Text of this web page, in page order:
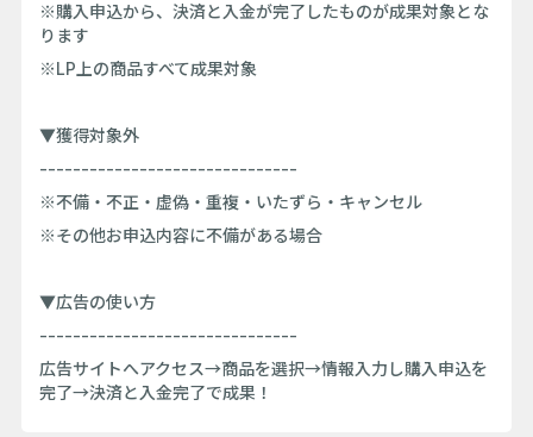
※購入申込から、決済と入金が完了したものが成果対象とな
ります
※LP上の商品すべて成果対象
▼獲得対象外
-------------------------------
※不備・不正・虚偽・重複・いたずら・キャンセル
※その他お申込内容に不備がある場合
▼広告の使い方
-------------------------------
広告サイトへアクセス→商品を選択→情報入力し購入申込を
完了→決済と入金完了で成果！